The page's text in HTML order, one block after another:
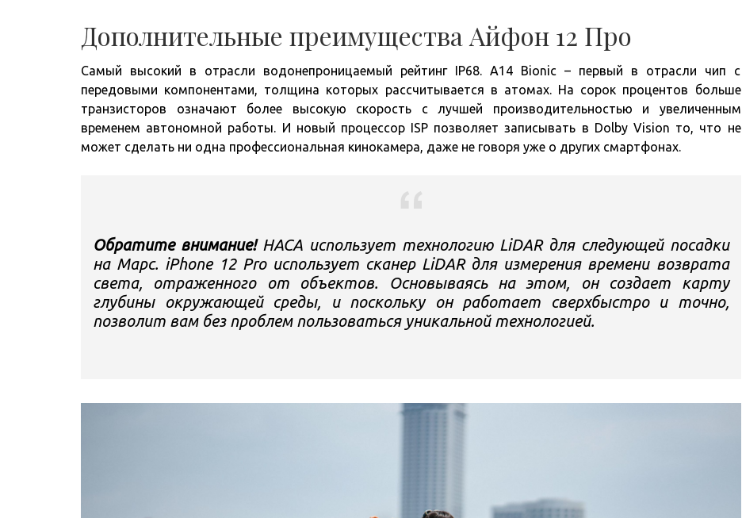
Дополнительные преимущества Айфон 12 Про
Самый высокий в отрасли водонепроницаемый рейтинг IP68. A14 Bionic – первый в отрасли чип с
передовыми компонентами, толщина которых рассчитывается в атомах. На сорок процентов больше
транзисторов означают более высокую скорость с лучшей производительностью и увеличенным
временем автономной работы. И новый процессор ISP позволяет записывать в Dolby Vision то, что не
может сделать ни одна профессиональная кинокамера, даже не говоря уже о других смартфонах.
Обратите внимание!НАСА использует технологию LiDAR для следующей посадки
на Марс. iPhone 12 Pro использует сканер LiDAR для измерения времени возврата
света, отраженного от объектов. Основываясь на этом, он создает карту
глубины окружающей среды, и поскольку он работает сверхбыстро и точно,
позволит вам без проблем пользоваться уникальной технологией.